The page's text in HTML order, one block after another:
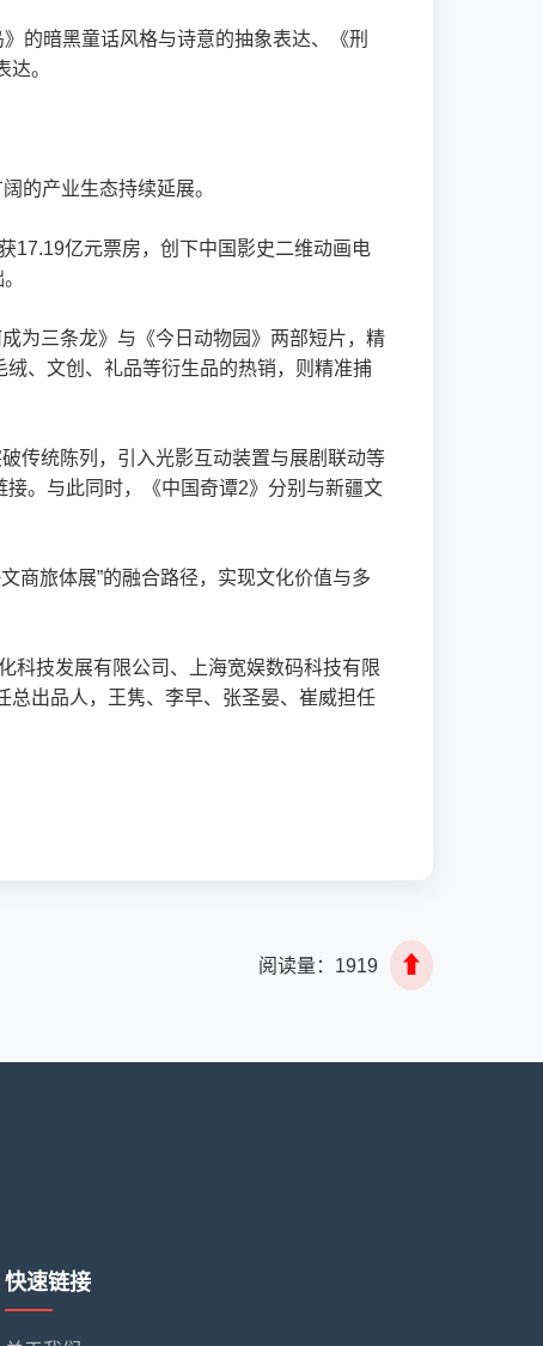
的暗黑童话风格与诗意的抽象表达、《刑
。
的产业生态持续延展。
17.19亿元票房，创下中国影史二维动画电
为三条龙》与《今日动物园》两部短片，精
绒、文创、礼品等衍生品的热销，则精准捕
传统陈列，引入光影互动装置与展剧联动等
接。与此同时，《中国奇谭2》分别与新疆文
商旅体展”的融合路径，实现文化价值与多
科技发展有限公司、上海宽娱数码科技有限
总出品人，王隽、李早、张圣晏、崔威担任
阅读量： 1919 ⬆
快速链接